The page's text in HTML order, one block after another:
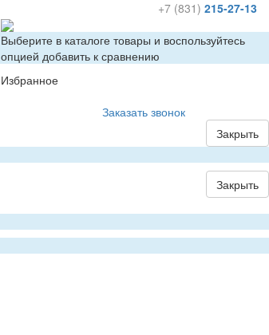
+7 (831) 215-27-13
Заказать звонок
Выберите в каталоге товары и воспользуйтесь
опцией добавить к сравнению
Избранное
Закрыть
Закрыть